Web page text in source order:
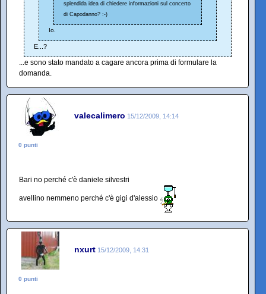
splendida idea di chiedere informazioni sul concerto
di Capodanno? :-)
Io.
E...?
...e sono stato mandato a cagare ancora prima di formulare la
domanda.
valecalimero 15/12/2009, 14:14
0 punti
Bari no perché c'è daniele silvestri
avellino nemmeno perché c'è gigi d'alessio
nxurt 15/12/2009, 14:31
0 punti